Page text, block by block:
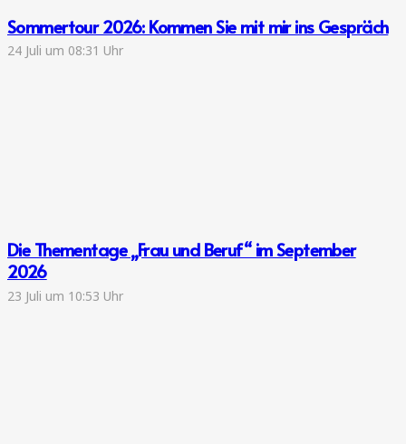
Sommertour 2026: Kommen Sie mit mir ins Gespräch
24 Juli um 08:31 Uhr
Die Thementage „Frau und Beruf“ im September
2026
23 Juli um 10:53 Uhr